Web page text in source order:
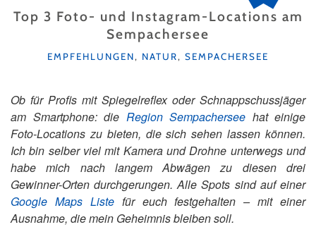
Top 3 Foto- und Instagram-Locations am
Sempachersee
KATEGORIEN
EMPFEHLUNGEN, NATUR, SEMPACHERSEE
Ob für Profis mit Spiegelreflex oder Schnappschussjäger
am Smartphone: die Region Sempachersee hat einige
Foto-Locations zu bieten, die sich sehen lassen können.
Ich bin selber viel mit Kamera und Drohne unterwegs und
habe mich nach langem Abwägen zu diesen drei
Gewinner-Orten durchgerungen. Alle Spots sind auf einer
Google Maps Listefür euch festgehalten – mit einer
Ausnahme, die mein Geheimnis bleiben soll.